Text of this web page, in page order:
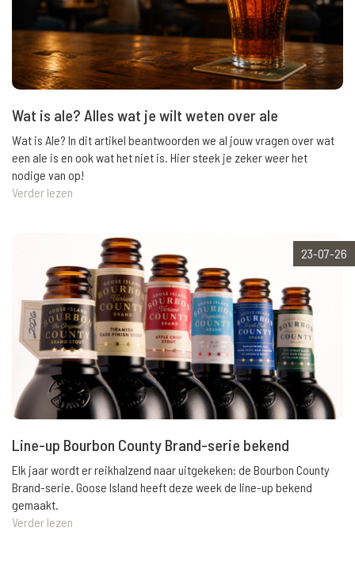
Wat is ale? Alles wat je wilt weten over ale
Wat is Ale? In dit artikel beantwoorden we al jouw vragen over wat
een ale is en ook wat het niet is. Hier steek je zeker weer het
nodige van op!
Verder lezen
23-07-26
Line-up Bourbon County Brand-serie bekend
Elk jaar wordt er reikhalzend naar uitgekeken: de Bourbon County
Brand-serie. Goose Island heeft deze week de line-up bekend
gemaakt.
Verder lezen